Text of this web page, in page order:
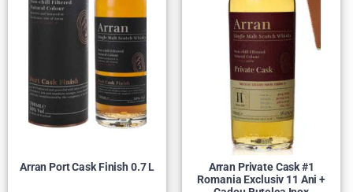
Arran Port Cask Finish 0.7 L
Arran Private Cask #1
Romania Exclusiv 11 Ani +